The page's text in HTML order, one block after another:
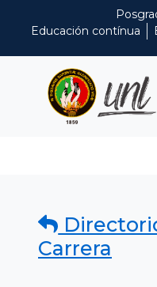
Educación contínua
Carrera